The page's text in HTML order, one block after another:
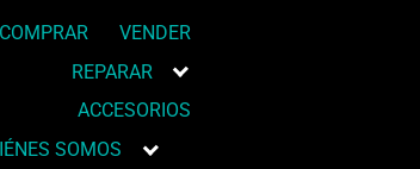
COMPRAR
VENDER
REPARAR
ACCESORIOS
SOMOS